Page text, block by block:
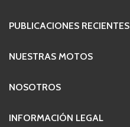
PUBLICACIONES RECIENTES
NUESTRAS MOTOS
NOSOTROS
INFORMACIÓN LEGAL